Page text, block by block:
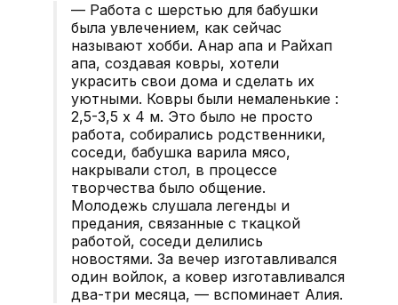
— Работа с шерстью для бабушки
была увлечением, как сейчас
называют хобби. Анар апа и Райхап
апа, создавая ковры, хотели
украсить свои дома и сделать их
уютными. Ковры были немаленькие :
2,5-3,5 х 4 м. Это было не просто
работа, собирались родственники,
соседи, бабушка варила мясо,
накрывали стол, в процессе
творчества было общение.
Молодежь слушала легенды и
предания, связанные с ткацкой
работой, соседи делились
новостями. За вечер изготавливался
один войлок, а ковер изготавливался
два-три месяца, — вспоминает Алия.